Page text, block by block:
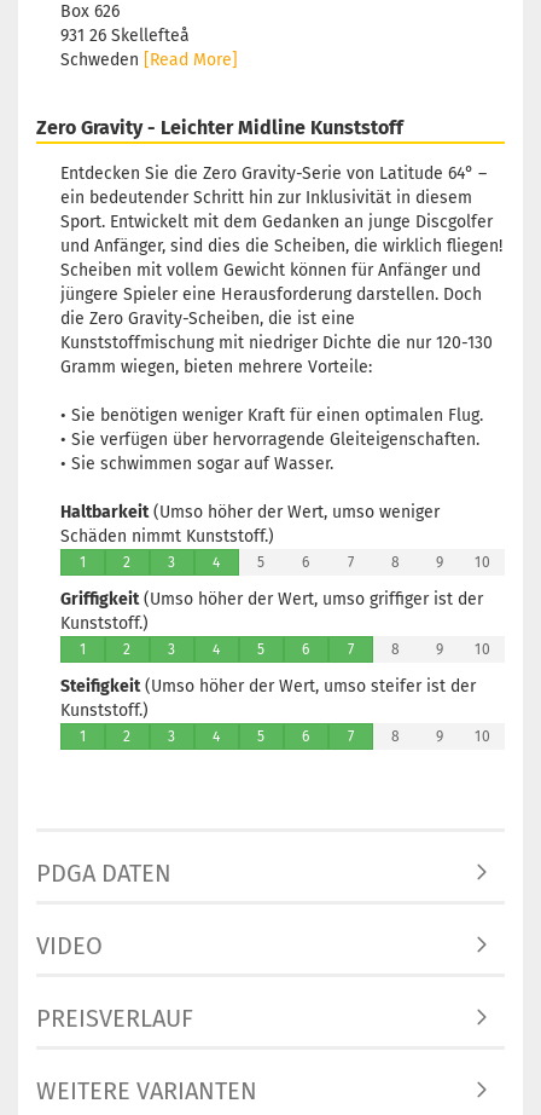
Box 626
931 26 Skellefteå
Schweden [Read More]
Zero Gravity - Leichter Midline Kunststoff
Entdecken Sie die Zero Gravity-Serie von Latitude 64° –
ein bedeutender Schritt hin zur Inklusivität in diesem
Sport. Entwickelt mit dem Gedanken an junge Discgolfer
und Anfänger, sind dies die Scheiben, die wirklich fliegen!
Scheiben mit vollem Gewicht können für Anfänger und
jüngere Spieler eine Herausforderung darstellen. Doch
die Zero Gravity-Scheiben, die ist eine
Kunststoffmischung mit niedriger Dichte die nur 120-130
Gramm wiegen, bieten mehrere Vorteile:
• Sie benötigen weniger Kraft für einen optimalen Flug.
• Sie verfügen über hervorragende Gleiteigenschaften.
• Sie schwimmen sogar auf Wasser.
Haltbarkeit(Umso höher der Wert, umso weniger
Schäden nimmt Kunststoff.)
1 2 3 4 5 6 7 8 9 10
Griffigkeit(Umso höher der Wert, umso griffiger ist der
Kunststoff.)
1 2 3 4 5 6 7 8 9 10
Steifigkeit(Umso höher der Wert, umso steifer ist der
Kunststoff.)
1 2 3 4 5 6 7 8 9 10
PDGA DATEN
VIDEO
PREISVERLAUF
WEITERE VARIANTEN